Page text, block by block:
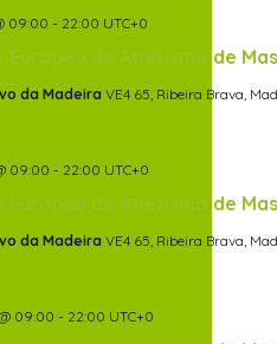
Europeu de Atletismo de
09:00 - 22:00 UTC+0
da Madeira VE4 65, Ribeira Brava,
Europeu de Atletismo de
09:00 - 22:00 UTC+0
da Madeira VE4 65, Ribeira Brava,
09:00 - 22:00 UTC+0